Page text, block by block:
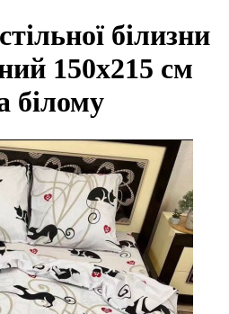
білизни
150х215 см
білому